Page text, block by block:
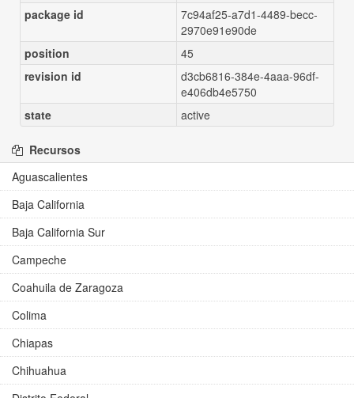
package id
7c94af25-a7d1-4489-becc-
2970e91e90de
position
45
revision id
d3cb6816-384e-4aaa-96df-
e406db4e5750
state
active
Recursos
Aguascalientes
Baja California
Baja California Sur
Campeche
Coahuila de Zaragoza
Colima
Chiapas
Chihuahua